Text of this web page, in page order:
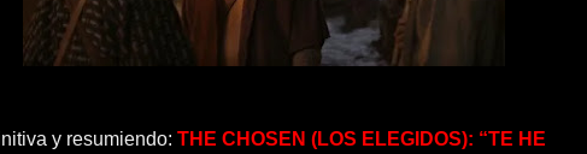
y resumiendo: THE CHOSEN (LOS ELEGIDOS): “TE HE